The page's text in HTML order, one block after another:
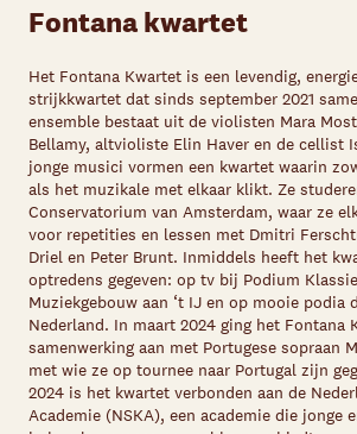
Fontana kwartet
Het Fontana Kwartet is een levendig,
strijkkwartet dat sinds september 2021
ensemble bestaat uit de violisten Mara
Bellamy, altvioliste Elin Haver en de cellist
jonge musici vormen een kwartet waarin
als het muzikale met elkaar klikt. Ze
Conservatorium van Amsterdam, waar ze
voor repetities en lessen met Dmitri
Driel en Peter Brunt. Inmiddels heeft het
optredens gegeven: op tv bij Podium
Muziekgebouw aan ‘t IJ en op mooie podia
Nederland. In maart 2024 ging het Fontana
samenwerking aan met Portugese sopraan
met wie ze op tournee naar Portugal zijn
2024 is het kwartet verbonden aan de
Academie (NSKA), een academie die jonge